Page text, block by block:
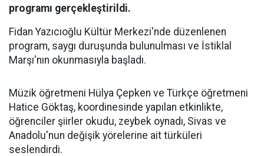
programı gerçekleştirildi.
Fidan Yazıcıoğlu Kültür Merkezi'nde düzenlenen
program, saygı duruşunda bulunulması ve İstiklal
Marşı'nın okunmasıyla başladı.
Müzik öğretmeni Hülya Çepken ve Türkçe öğretmeni
Hatice Göktaş, koordinesinde yapılan etkinlikte,
öğrenciler şiirler okudu, zeybek oynadı, Sivas ve
Anadolu'nun değişik yörelerine ait türküleri
seslendirdi.